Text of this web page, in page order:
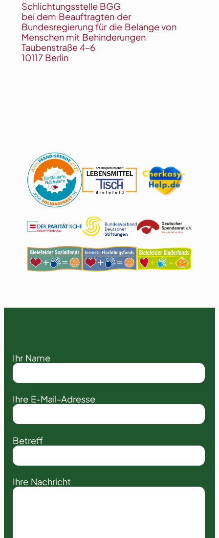
Schlichtungsstelle BGG
bei dem Beauftragten der
Bundesregierung für die Belange von
Menschen mit Behinderungen
Taubenstraße 4–6
10117 Berlin
Ihr Name
Ihre E-Mail-Adresse
Betreff
Ihre Nachricht